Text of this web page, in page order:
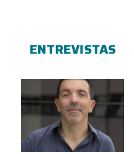
ENTREVISTAS